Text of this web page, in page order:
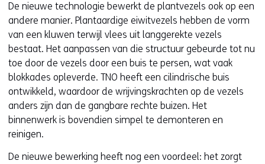
De nieuwe technologie bewerkt de plantvezels ook op een
andere manier. Plantaardige eiwitvezels hebben de vorm
van een kluwen terwijl vlees uit langgerekte vezels
bestaat. Het aanpassen van die structuur gebeurde tot nu
toe door de vezels door een buis te persen, wat vaak
blokkades opleverde. TNO heeft een cilindrische buis
ontwikkeld, waardoor de wrijvingskrachten op de vezels
anders zijn dan de gangbare rechte buizen. Het
binnenwerk is bovendien simpel te demonteren en
reinigen.
De nieuwe bewerking heeft nog een voordeel: het zorgt